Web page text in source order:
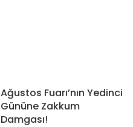
Ağustos Fuarı’nın Yedinci
Gününe Zakkum
Damgası!